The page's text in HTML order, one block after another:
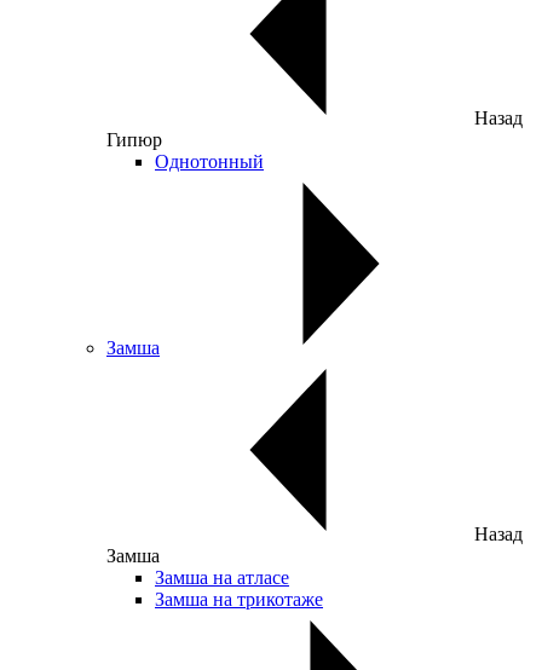
Назад
Гипюр
Однотонный
Замша
Назад
Замша
Замша на атласе
Замша на трикотаже